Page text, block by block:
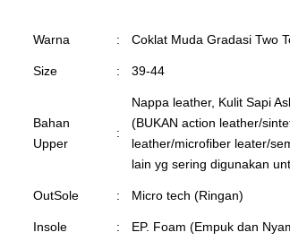
Warna : Coklat Muda Gradasi Two
Size : 39-44
Bahan
Upper
:
Nappa leather, Kulit Sapi
(BUKAN action leather/
leather/microfiber leater/
lain yg sering digunakan
OutSole : Micro tech (Ringan)
Insole : EP. Foam (Empuk dan